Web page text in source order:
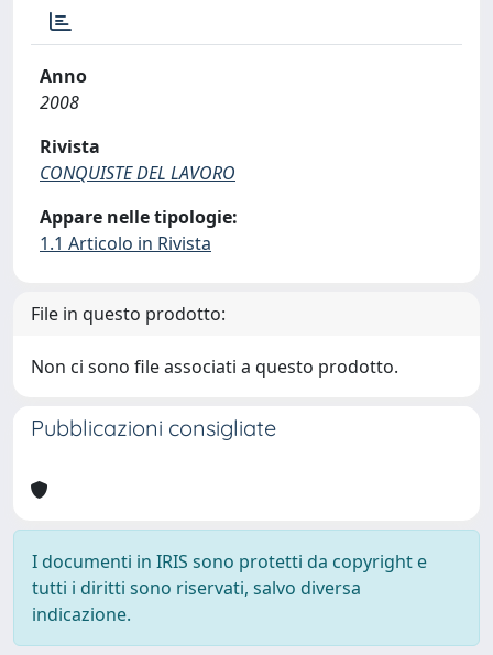
Anno
2008
Rivista
CONQUISTE DEL LAVORO
Appare nelle tipologie:
1.1 Articolo in Rivista
File in questo prodotto:
Non ci sono file associati a questo prodotto.
Pubblicazioni consigliate
I documenti in IRIS sono protetti da copyright e
tutti i diritti sono riservati, salvo diversa
indicazione.